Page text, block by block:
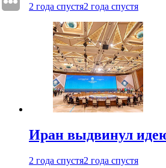
2 года спустя2 года спустя
Иран выдвинул
2 года спустя2 года спустя